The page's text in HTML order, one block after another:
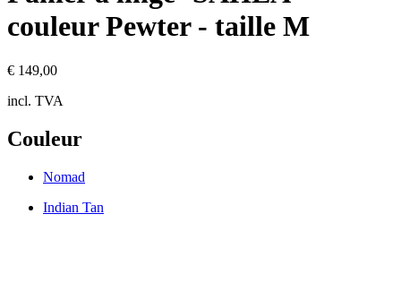
couleur Pewter - taille M
€ 149,00
incl. TVA
Couleur
Nomad
Indian Tan